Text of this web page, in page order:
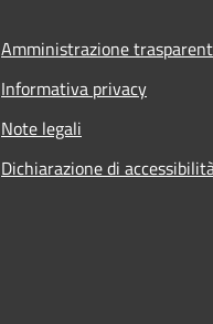
Amministrazione
Informativa privacy
Note legali
Dichiarazione di